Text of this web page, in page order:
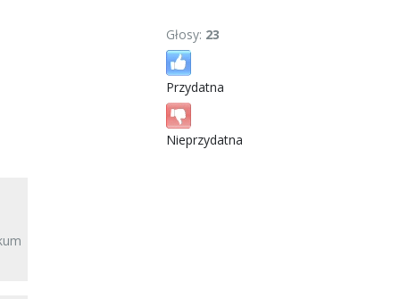
Głosy: 23
Przydatna
Nieprzydatna